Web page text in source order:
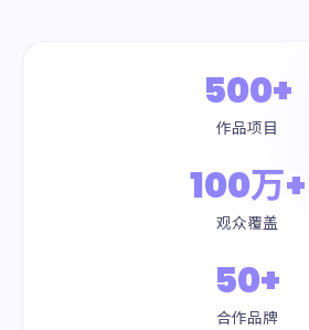
500+
作品项目
100万+
观众覆盖
50+
合作品牌